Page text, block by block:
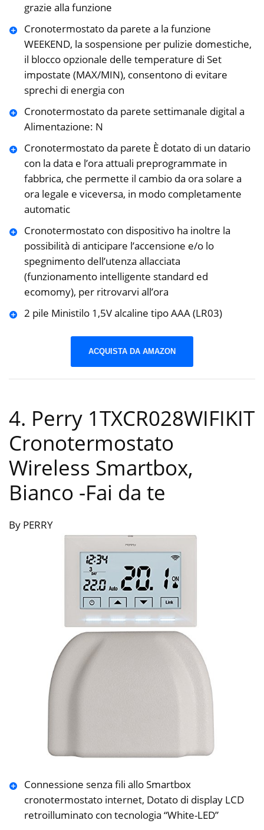
grazie alla funzione
Cronotermostato da parete a la funzione
WEEKEND, la sospensione per pulizie domestiche,
il blocco opzionale delle temperature di Set
impostate (MAX/MIN), consentono di evitare
sprechi di energia con
Cronotermostato da parete settimanale digital a
Alimentazione: N
Cronotermostato da parete È dotato di un datario
con la data e l’ora attuali preprogrammate in
fabbrica, che permette il cambio da ora solare a
ora legale e viceversa, in modo completamente
automatic
Cronotermostato con dispositivo ha inoltre la
possibilità di anticipare l’accensione e/o lo
spegnimento dell’utenza allacciata
(funzionamento intelligente standard ed
ecomomy), per ritrovarvi all’ora
2 pile Ministilo 1,5V alcaline tipo AAA (LR03)
ACQUISTA DA AMAZON
4. Perry 1TXCR028WIFIKIT
Cronotermostato
Wireless Smartbox,
Bianco -Fai da te
By PERRY
Connessione senza fili allo Smartbox
cronotermostato internet, Dotato di display LCD
retroilluminato con tecnologia “White-LED”